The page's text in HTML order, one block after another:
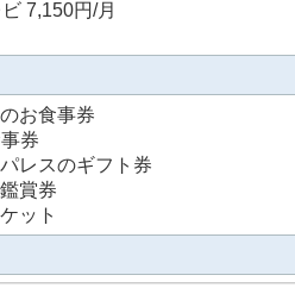
7,150円/月
お食事券
券
レスのギフト券
賞券
ット